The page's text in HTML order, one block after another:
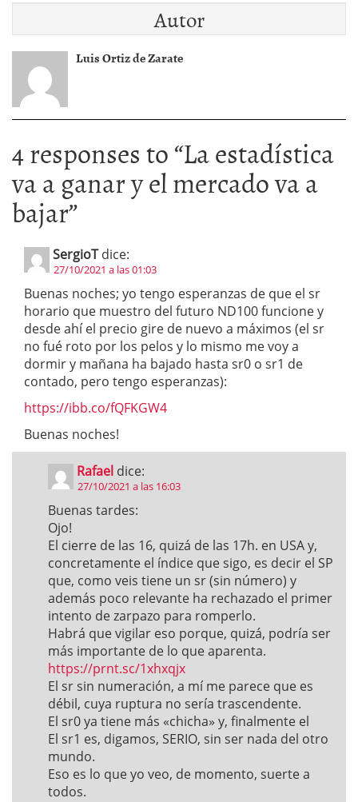
Autor
Luis Ortiz de Zarate
4 responses to “La estadística
va a ganar y el mercado va a
bajar”
SergioT dice:
27/10/2021 a las 01:03
Buenas noches; yo tengo esperanzas de que el sr
horario que muestro del futuro ND100 funcione y
desde ahí el precio gire de nuevo a máximos (el sr
no fué roto por los pelos y lo mismo me voy a
dormir y mañana ha bajado hasta sr0 o sr1 de
contado, pero tengo esperanzas):
https://ibb.co/fQFKGW4
Buenas noches!
Rafael dice:
27/10/2021 a las 16:03
Buenas tardes:
Ojo!
El cierre de las 16, quizá de las 17h. en USA y,
concretamente el índice que sigo, es decir el SP
que, como veis tiene un sr (sin número) y
además poco relevante ha rechazado el primer
intento de zarpazo para romperlo.
Habrá que vigilar eso porque, quizá, podría ser
más importante de lo que aparenta.
https://prnt.sc/1xhxqjx
El sr sin numeración, a mí me parece que es
débil, cuya ruptura no sería trascendente.
El sr0 ya tiene más «chicha» y, finalmente el
El sr1 es, digamos, SERIO, sin ser nada del otro
mundo.
Eso es lo que yo veo, de momento, suerte a
todos.